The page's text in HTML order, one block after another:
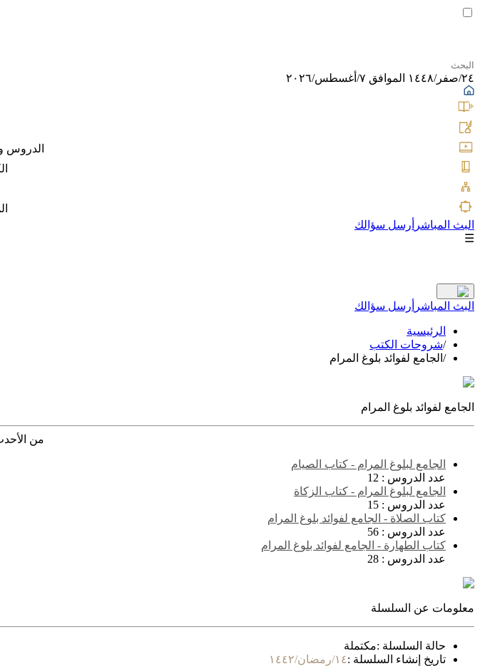
٢٤/صفر/١٤٤٨ الموافق ٧/أغسطس/٢٠٢٦
الدروس
البث المباشر أرسل سؤالك
☰
البث المباشر أرسل سؤالك
الرئيسية
/شروحات الكتب
/ الجامع لفوائد بلوغ المرام
الجامع لفوائد بلوغ المرام
من
الجامع لبلوغ المرام - كتاب الصيام
عدد الدروس : 12
الجامع لبلوغ المرام - كتاب الزكاة
عدد الدروس : 15
كتاب الصلاة - الجامع لفوائد بلوغ المرام
عدد الدروس : 56
كتاب الطهارة - الجامع لفوائد بلوغ المرام
عدد الدروس : 28
معلومات عن السلسلة
حالة السلسلة :مكتملة
تاريخ إنشاء السلسلة :١٤/رمضان/١٤٤٢